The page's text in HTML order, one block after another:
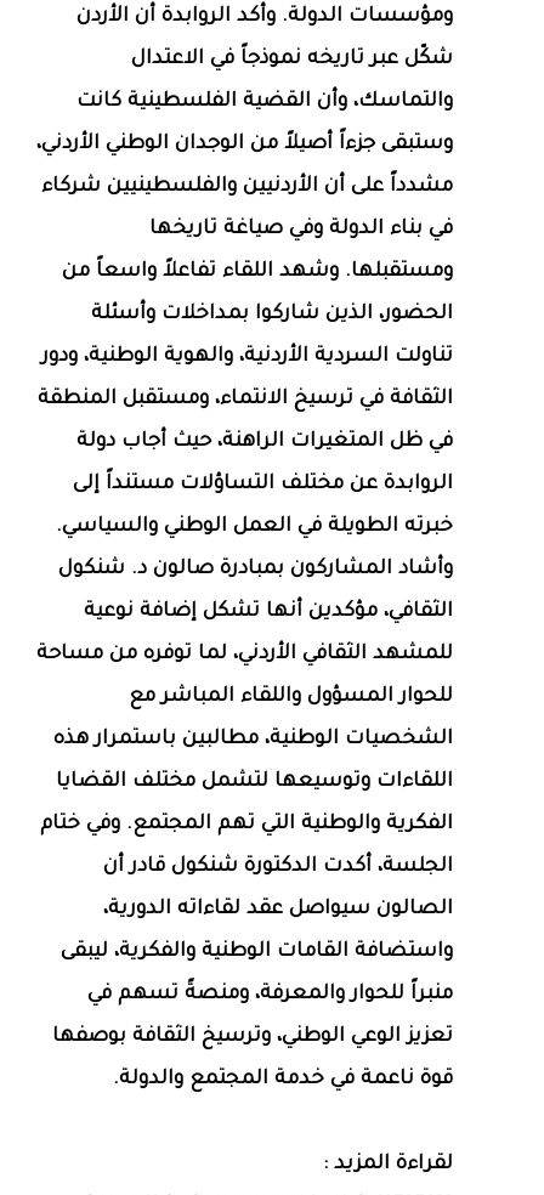
ومؤسسات الدولة. وأكد الروابدة أن الأردن
شكّل عبر تاريخه نموذجاً في الاعتدال
والتماسك، وأن القضية الفلسطينية كانت
وستبقى جزءاً أصيلاً من الوجدان الوطني الأردني،
مشدداً على أن الأردنيين والفلسطينيين شركاء
في بناء الدولة وفي صياغة تاريخها
ومستقبلها. وشهد اللقاء تفاعلاً واسعاً من
الحضور، الذين شاركوا بمداخلات وأسئلة
تناولت السردية الأردنية، والهوية الوطنية، ودور
الثقافة في ترسيخ الانتماء، ومستقبل المنطقة
في ظل المتغيرات الراهنة، حيث أجاب دولة
الروابدة عن مختلف التساؤلات مستنداً إلى
خبرته الطويلة في العمل الوطني والسياسي.
وأشاد المشاركون بمبادرة صالون د. شنكول
الثقافي، مؤكدين أنها تشكل إضافة نوعية
للمشهد الثقافي الأردني، لما توفره من مساحة
للحوار المسؤول واللقاء المباشر مع
الشخصيات الوطنية، مطالبين باستمرار هذه
اللقاءات وتوسيعها لتشمل مختلف القضايا
الفكرية والوطنية التي تهم المجتمع. وفي ختام
الجلسة، أكدت الدكتورة شنكول قادر أن
الصالون سيواصل عقد لقاءاته الدورية،
واستضافة القامات الوطنية والفكرية، ليبقى
منبراً للحوار والمعرفة، ومنصةً تسهم في
تعزيز الوعي الوطني، وترسيخ الثقافة بوصفها
قوة ناعمة في خدمة المجتمع والدولة.
لقراءة المزيد :